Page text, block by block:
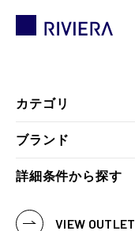
カテゴリ
ブランド
詳細条件から探す
VIEW OUTLET